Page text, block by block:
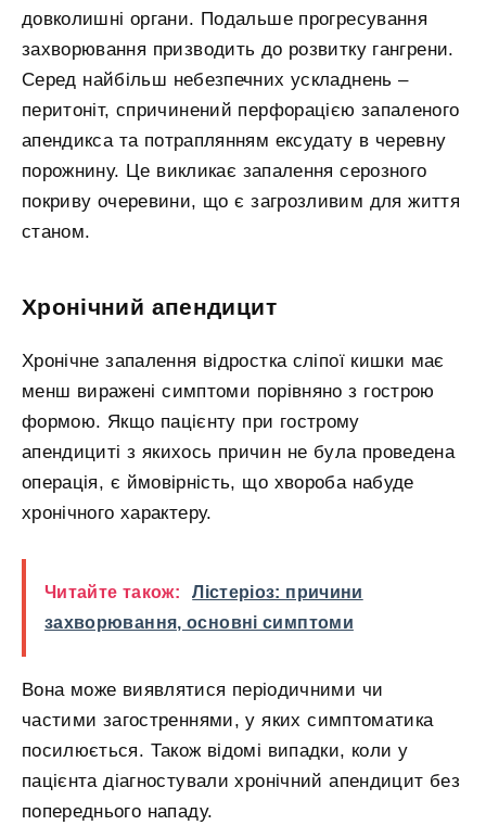
довколишні органи. Подальше прогресування
захворювання призводить до розвитку гангрени.
Серед найбільш небезпечних ускладнень –
перитоніт, спричинений перфорацією запаленого
апендикса та потраплянням ексудату в черевну
порожнину. Це викликає запалення серозного
покриву очеревини, що є загрозливим для життя
станом.
Хронічний апендицит
Хронічне запалення відростка сліпої кишки має
менш виражені симптоми порівняно з гострою
формою. Якщо пацієнту при гострому
апендициті з якихось причин не була проведена
операція, є ймовірність, що хвороба набуде
хронічного характеру.
Читайте також:
Лістеріоз: причини
захворювання, основні симптоми
Вона може виявлятися періодичними чи
частими загостреннями, у яких симптоматика
посилюється. Також відомі випадки, коли у
пацієнта діагностували хронічний апендицит без
попереднього нападу.